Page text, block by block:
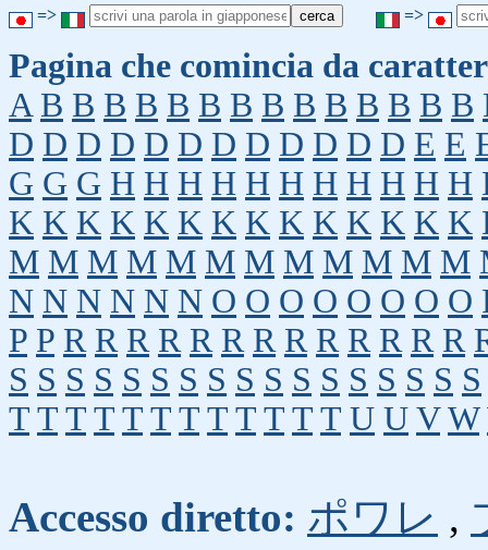
=> =>
Pagina che comincia da
A B B B B B B B B B B B B B B
D D D D D D D D D D D D E E
G G G H H H H H H H H H H H
K K K K K K K K K K K K K K
M M M M M M M M M M M M
N N N N N N O O O O O O O O
P P R R R R R R R R R R R R R
S S S S S S S S S S S S S S S S S
T T T T T T T T T T T T U U V W
Accesso diretto: ポワレ ,